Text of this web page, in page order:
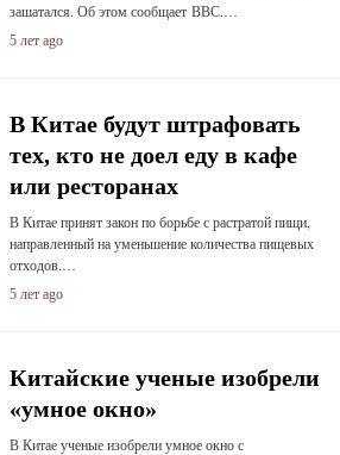
зашатался. Об этом сообщает ВВС.…
5 лет ago
В Китае будут штрафовать
тех, кто не доел еду в кафе
или ресторанах
В Китае принят закон по борьбе с растратой пищи,
направленный на уменьшение количества пищевых
отходов.…
5 лет ago
Китайские ученые изобрели
«умное окно»
В Китае ученые изобрели умное окно с